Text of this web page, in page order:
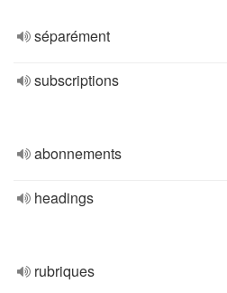
séparément
subscriptions
abonnements
headings
rubriques